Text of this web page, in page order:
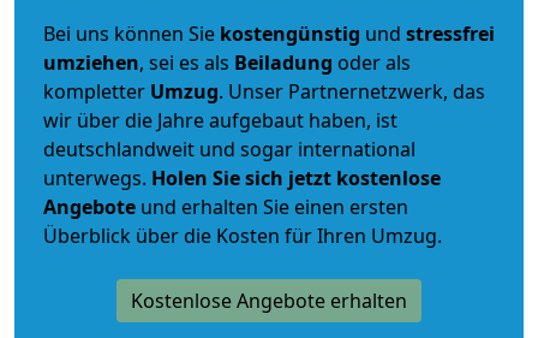
Bei uns können Sie kostengünstig und stressfrei
umziehen, sei es als Beiladung oder als
kompletter Umzug. Unser Partnernetzwerk, das
wir über die Jahre aufgebaut haben, ist
deutschlandweit und sogar international
unterwegs. Holen Sie sich jetzt kostenlose
Angebote und erhalten Sie einen ersten
Überblick über die Kosten für Ihren Umzug.
Kostenlose Angebote erhalten